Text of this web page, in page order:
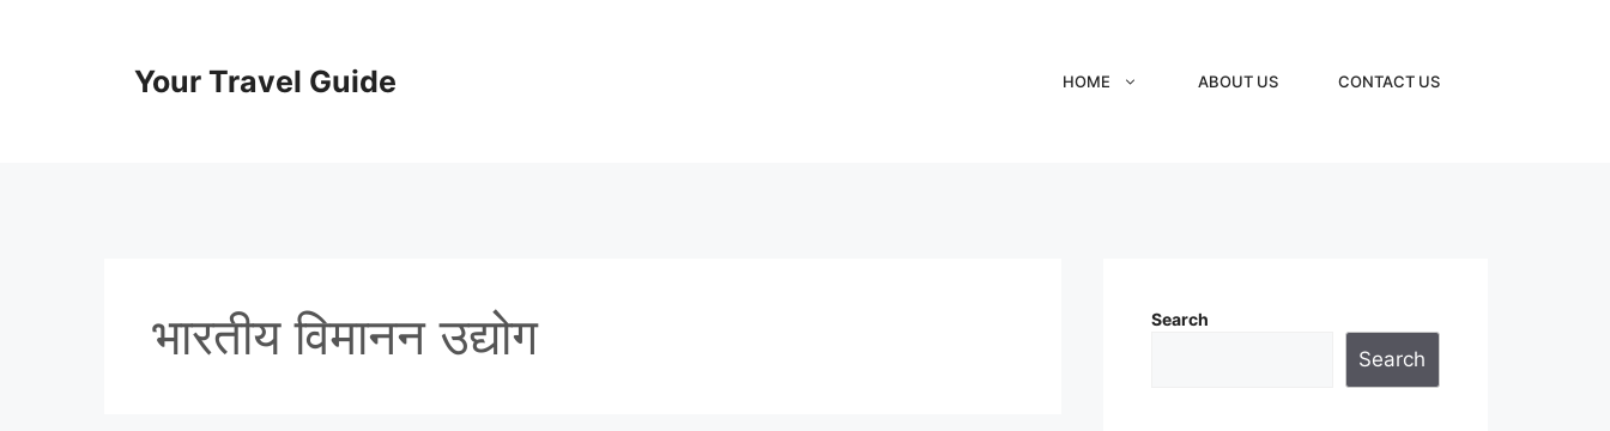
Your Travel Guide HOME ABOUT US CONTACT US
भारतीय विमानन उद्योग Search
Search